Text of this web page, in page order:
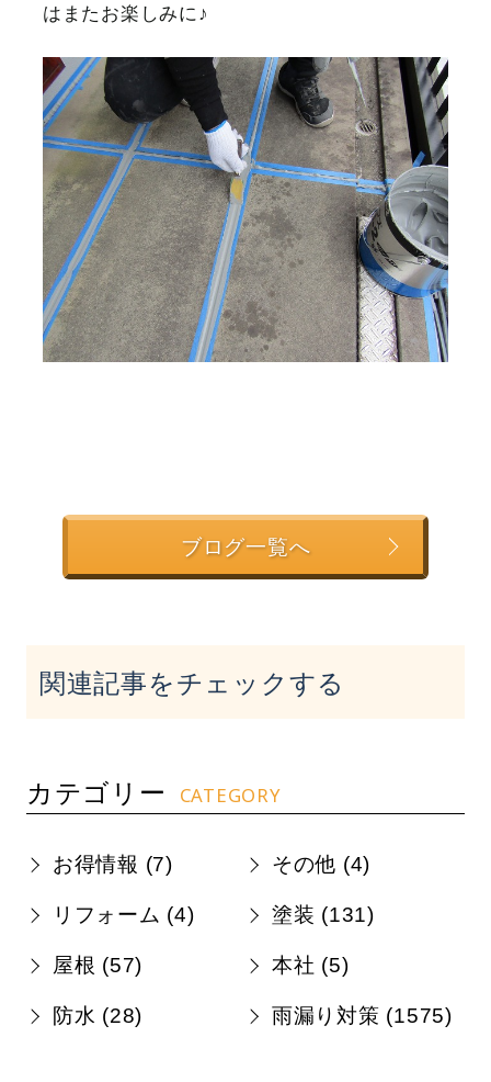
はまたお楽しみに♪
ブログ一覧へ
関連記事をチェックする
カテゴリー CATEGORY
お得情報 (7) その他 (4)
リフォーム (4) 塗装 (131)
屋根 (57) 本社 (5)
防水 (28) 雨漏り対策 (1575)